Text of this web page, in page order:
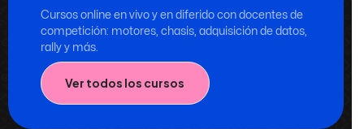
Cursos online en vivo y en diferido con docentes de
competición: motores, chasis, adquisición de datos,
rally y más.
Ver todos los cursos